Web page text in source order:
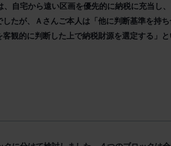
自宅から遠い区画を優先的に納税に充当し
たが、Ａさんご本人は「他に判断基準を持
観的に判断した上で納税財源を選定する」と